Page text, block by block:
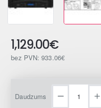
1,129.00€
bez PVN: 933.06€
Daudzums